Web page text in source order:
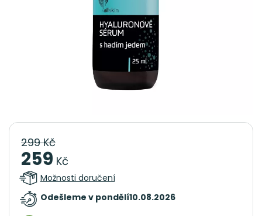
299 Kč
259 Kč
Možnosti doručení
Odešleme v pondělí10.08.2026